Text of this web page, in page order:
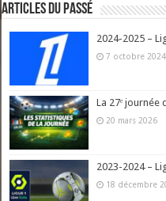
Articles du passé
2024-2025 –
7 octobre 2024
La 27ᵉ journée
20 mars 2026
2023-2024 –
18 décembre